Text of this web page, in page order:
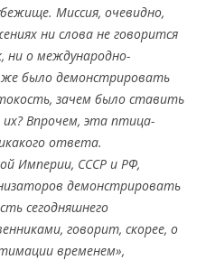
Миссия, очевидно,
ни слова не говорится
ни о международно-
же было демонстрировать
зачем было ставить
их? Впрочем, эта птица-
ответа.
Империи, СССР и РФ,
демонстрировать
сегодняшнего
говорит, скорее, о
временем»,